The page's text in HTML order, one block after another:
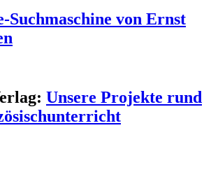
Suchmaschine von Ernst
Unsere Projekte rund